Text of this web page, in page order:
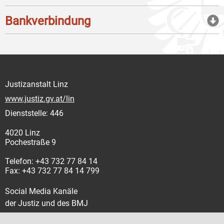
Bankverbindung
Justizanstalt Linz
www.justiz.gv.at/lin
Dienststelle: 446
4020 Linz
Pochestraße 9
Telefon: +43 732 77 84 14
Fax: +43 732 77 84 14 799
Social Media Kanäle
der Justiz und des BMJ